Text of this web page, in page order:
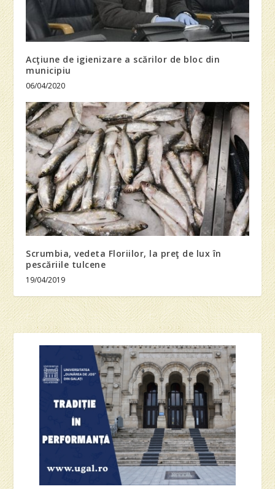
Acţiune de igienizare a scărilor de bloc din
municipiu
06/04/2020
Scrumbia, vedeta Floriilor, la preţ de lux în
pescăriile tulcene
19/04/2019